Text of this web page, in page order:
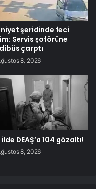
şeridinde feci
Servis şoförüne
çarptı
8, 2026
DEAŞ’a 104 gözaltı!
8, 2026